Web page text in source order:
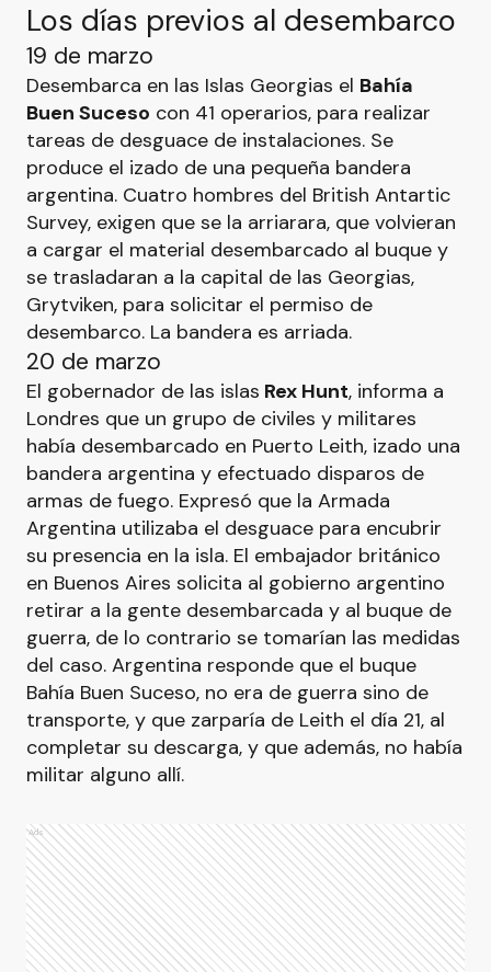
Los días previos al desembarco
19 de marzo
Desembarca en las Islas Georgias el Bahía
Buen Suceso con 41 operarios, para realizar
tareas de desguace de instalaciones. Se
produce el izado de una pequeña bandera
argentina. Cuatro hombres del British Antartic
Survey, exigen que se la arriarara, que volvieran
a cargar el material desembarcado al buque y
se trasladaran a la capital de las Georgias,
Grytviken, para solicitar el permiso de
desembarco. La bandera es arriada.
20 de marzo
El gobernador de las islas Rex Hunt, informa a
Londres que un grupo de civiles y militares
había desembarcado en Puerto Leith, izado una
bandera argentina y efectuado disparos de
armas de fuego. Expresó que la Armada
Argentina utilizaba el desguace para encubrir
su presencia en la isla. El embajador británico
en Buenos Aires solicita al gobierno argentino
retirar a la gente desembarcada y al buque de
guerra, de lo contrario se tomarían las medidas
del caso. Argentina responde que el buque
Bahía Buen Suceso, no era de guerra sino de
transporte, y que zarparía de Leith el día 21, al
completar su descarga, y que además, no había
militar alguno allí.
Ads